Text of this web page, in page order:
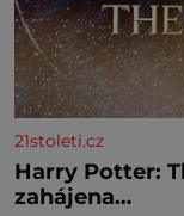
21stoleti.cz
Harry Potter:
zahájena…